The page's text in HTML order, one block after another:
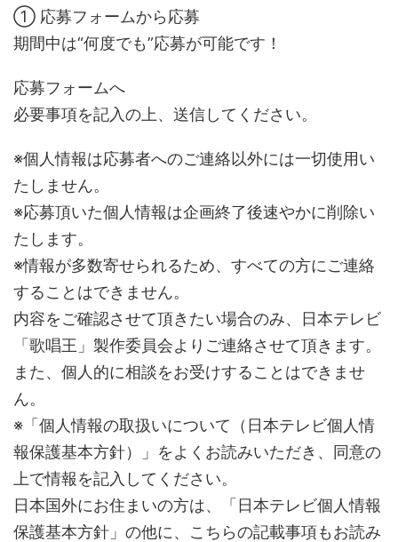
① 応募フォームから応募
期間中は“何度でも”応募が可能です！
応募フォームへ
必要事項を記入の上、送信してください。
※個人情報は応募者へのご連絡以外には一切使用い
たしません。
※応募頂いた個人情報は企画終了後速やかに削除い
たします。
※情報が多数寄せられるため、すべての方にご連絡
することはできません。
内容をご確認させて頂きたい場合のみ、日本テレビ
「歌唱王」製作委員会よりご連絡させて頂きます。
また、個人的に相談をお受けすることはできませ
ん。
※「個人情報の取扱いについて（日本テレビ個人情
報保護基本方針）」をよくお読みいただき、同意の
上で情報を記入してください。
日本国外にお住まいの方は、「日本テレビ個人情報
保護基本方針」の他に、こちらの記載事項もお読み